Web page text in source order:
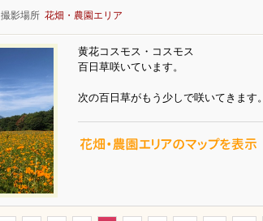
撮影場所 花畑・農園エリア
黄花コスモス・コスモス
百日草咲いています。
次の百日草がもう少しで咲いてきます。